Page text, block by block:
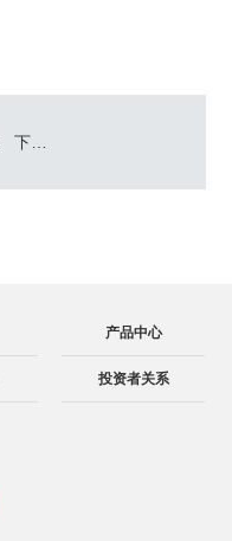
下一篇：山东圣阳锂科新能源有限公司 外包装纸箱采购项目中标公告
产品中心
投资者关系